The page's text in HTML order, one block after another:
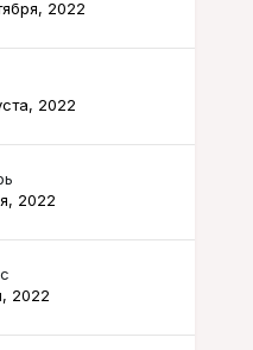
2022
2022
2022
2022